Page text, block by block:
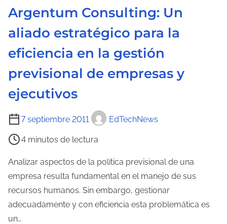
t
u
a
d
a
n
t
r
a
d
a
Argentum Consulting: Un
aliado estratégico para la
eficiencia en la gestión
previsional de empresas y
ejecutivos
7 septiembre 2011 EdTechNews
T
e
m
p
o
d
e
4 minutos de lectura
Analizar aspectos de la política previsional de una
empresa resulta fundamental en el manejo de sus
recursos humanos. Sin embargo, gestionar
adecuadamente y con eficiencia esta problemática es
un…